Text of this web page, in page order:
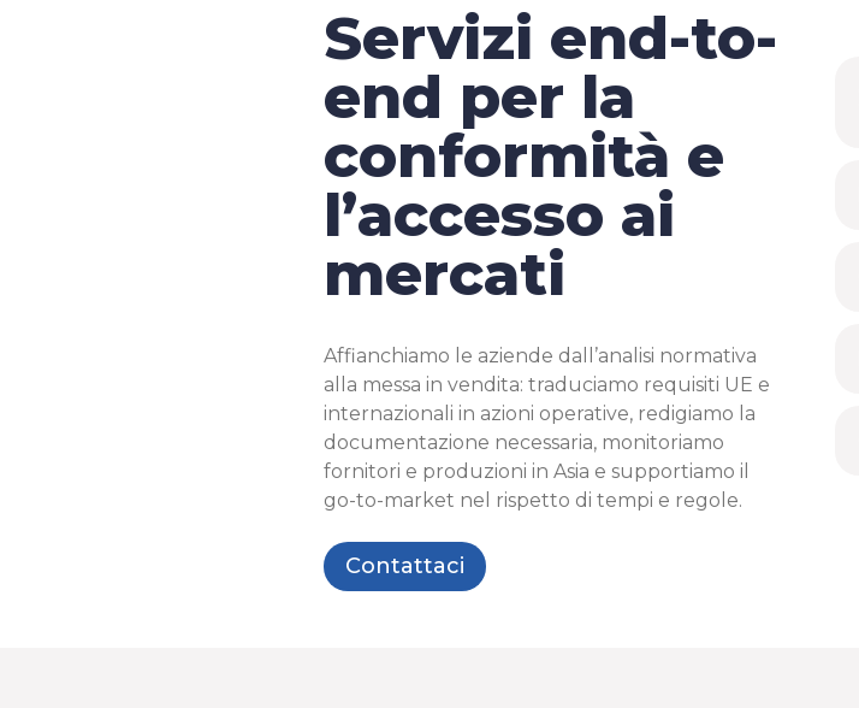
Servizi end-to-
end per la
conformità e
l’accesso ai
mercati
Affianchiamo le aziende dall’analisi normativa
alla messa in vendita: traduciamo requisiti UE e
internazionali in azioni operative, redigiamo la
documentazione necessaria, monitoriamo
fornitori e produzioni in Asia e supportiamo il
go-to-market nel rispetto di tempi e regole.
Contattaci